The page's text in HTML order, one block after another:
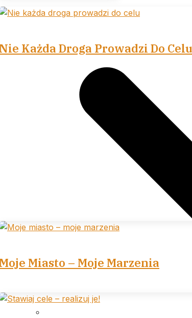
Każda Droga Prowadzi Do Celu
Miasto – Moje Marzenia